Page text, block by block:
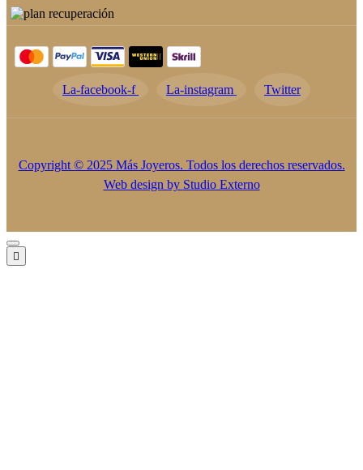
La-facebook-f La-instagram Twitter
Copyright © 2025 Más Joyeros. Todos los derechos reservados.
Web design by Studio Externo
